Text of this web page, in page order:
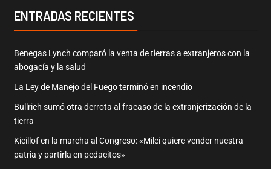
ENTRADAS RECIENTES
Benegas Lynch comparó la venta de tierras a extranjeros con la
abogacía y la salud
La Ley de Manejo del Fuego terminó en incendio
Bullrich sumó otra derrota al fracaso de la extranjerización de la
tierra
Kicillof en la marcha al Congreso: «Milei quiere vender nuestra
patria y partirla en pedacitos»